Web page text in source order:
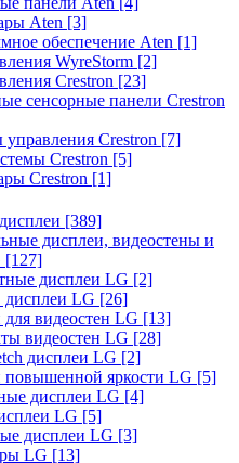
Aten [3]
обеспечение Aten [1]
WyreStorm [2]
Crestron [23]
сенсорные панели Crestron
Crestron [7]
Crestron [5]
Crestron [1]
[389]
дисплеи, видеостены и
[127]
дисплеи LG [2]
LG [26]
видеостен LG [13]
видеостен LG [28]
дисплеи LG [2]
повышенной яркости LG [5]
дисплеи LG [4]
LG [5]
дисплеи LG [3]
LG [13]